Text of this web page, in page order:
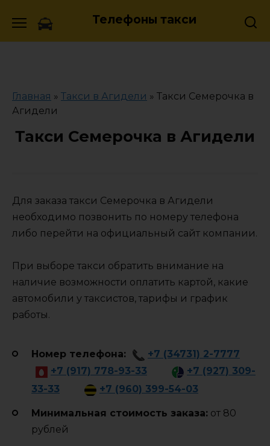
Телефоны такси
Главная » Такси в Агидели » Такси Семерочка в
Агидели
Такси Семерочка в Агидели
Для заказа такси Семерочка в Агидели
необходимо позвонить по номеру телефона
либо перейти на официальный сайт компании.
При выборе такси обратить внимание на
наличие возможности оплатить картой, какие
автомобили у таксистов, тарифы и график
работы.
Номер телефона:
+7 (34731) 2-7777
+7 (917) 778-93-33
+7 (927) 309-
33-33
+7 (960) 399-54-03
Минимальная стоимость заказа: от 80
рублей